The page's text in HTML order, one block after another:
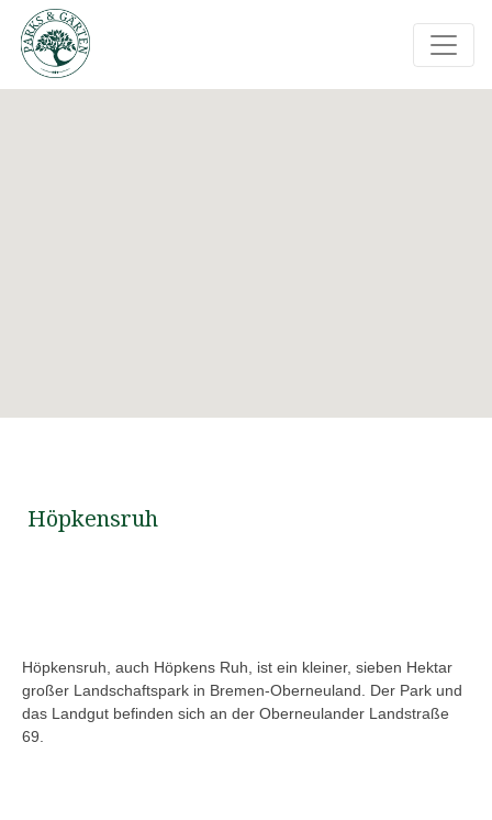
Höpkensruh
Höpkensruh, auch Höpkens Ruh, ist ein kleiner, sieben Hektar
großer Landschaftspark in Bremen-Oberneuland. Der Park und
das Landgut befinden sich an der Oberneulander Landstraße
69.